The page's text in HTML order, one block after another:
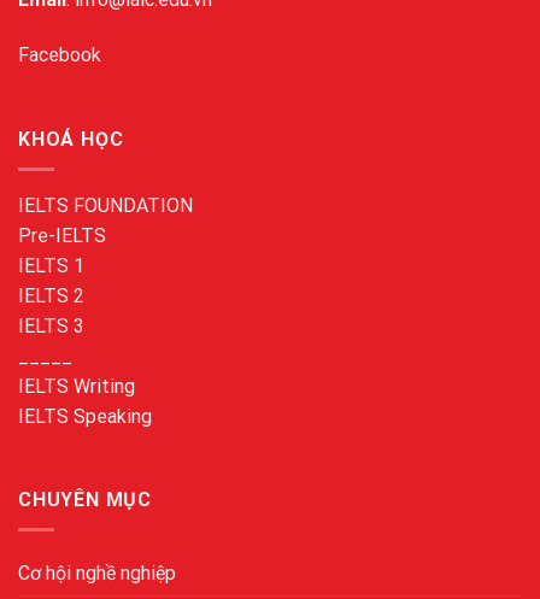
Facebook
KHOÁ HỌC
IELTS FOUNDATION
Pre-IELTS
IELTS 1
IELTS 2
IELTS 3
IELTS Writing
IELTS Speaking
CHUYÊN MỤC
Cơ hội nghề nghiệp